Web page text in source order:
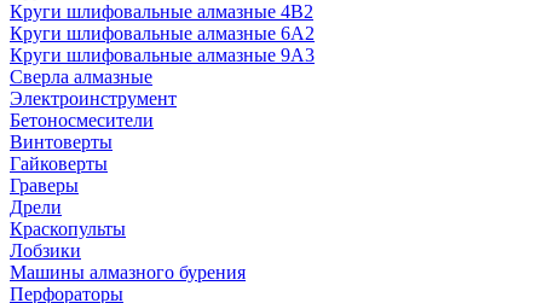
Круги шлифовальные алмазные 4В2
Круги шлифовальные алмазные 6A2
Круги шлифовальные алмазные 9А3
Сверла алмазные
Электроинструмент
Бетоносмесители
Винтоверты
Гайковерты
Граверы
Дрели
Краскопульты
Лобзики
Машины алмазного бурения
Перфораторы